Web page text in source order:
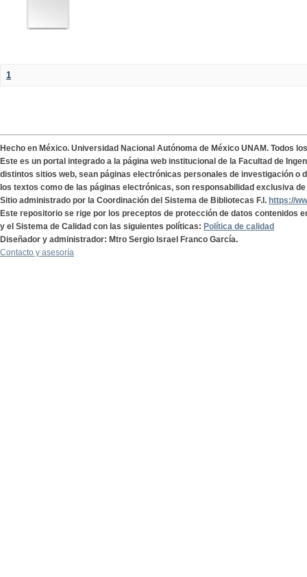
1
Hecho en México. Universidad Nacional Autónoma de México UNAM. Todos
Este es un portal integrado a la página web institucional de la Facultad de
distintos sitios web, sean páginas electrónicas personales de investigación o
los textos como de las páginas electrónicas, son responsabilidad exclusiva
Sitio administrado por la Coordinación del Sistema de Bibliotecas F.I. https://
Este repositorio se rige por los preceptos de protección de datos contenidos
y el Sistema de Calidad con las siguientes políticas: Política de calidad
Diseñador y administrador: Mtro Sergio Israel Franco García.
Contacto y asesoría